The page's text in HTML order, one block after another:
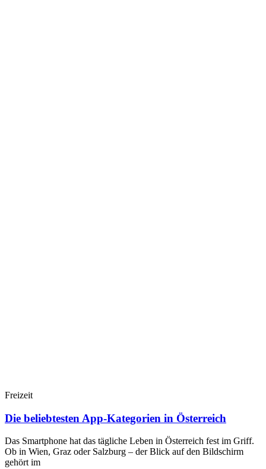
Freizeit
Die beliebtesten App-Kategorien in Österreich
Das Smartphone hat das tägliche Leben in Österreich fest im Griff.
Ob in Wien, Graz oder Salzburg – der Blick auf den Bildschirm
gehört im